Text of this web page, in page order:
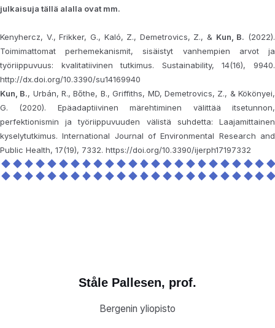
julkaisuja tällä alalla ovat mm.
Kenyhercz, V., Frikker, G., Kaló, Z., Demetrovics, Z., & Kun, B. (2022).
Toimimattomat perhemekanismit, sisäistyt vanhempien arvot ja
työriippuvuus: kvalitatiivinen tutkimus. Sustainability, 14(16), 9940.
http://dx.doi.org/10.3390/su14169940
Kun, B., Urbán, R., Bőthe, B., Griffiths, MD, Demetrovics, Z., & Kökönyei,
G. (2020). Epäadaptiivinen märehtiminen välittää itsetunnon,
perfektionismin ja työriippuvuuden välistä suhdetta: Laajamittainen
kyselytutkimus. International Journal of Environmental Research and
Public Health, 17(19), 7332. https://doi.org/10.3390/ijerph17197332
Ståle Pallesen, prof.
Bergenin yliopisto